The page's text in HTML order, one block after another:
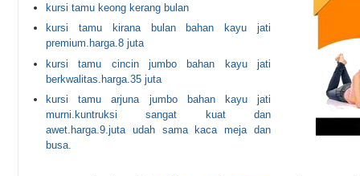
kursi tamu keong kerang bulan
kursi tamu kirana bulan bahan kayu jati
premium.harga.8 juta
kursi tamu cincin jumbo bahan kayu jati
berkwalitas.harga.35 juta
kursi tamu arjuna jumbo bahan kayu jati
murni.kuntruksi sangat kuat dan
awet.harga.9.juta udah sama kaca meja dan
busa.